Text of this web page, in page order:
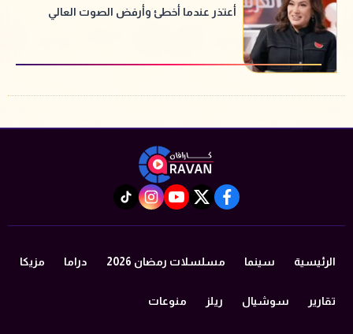
أعتذر عندما أخطئ وأرفض الصوت العالي
facebook
twitter
youtube
instagram
tiktok
الرئيسية سينما مسلسلات رمضان 2026 دراما مزيكا
تقارير سوشيال ريلز منوعات